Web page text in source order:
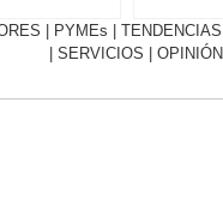
PYMEs TENDENCIAS
SERVICIOS OPINIÓN